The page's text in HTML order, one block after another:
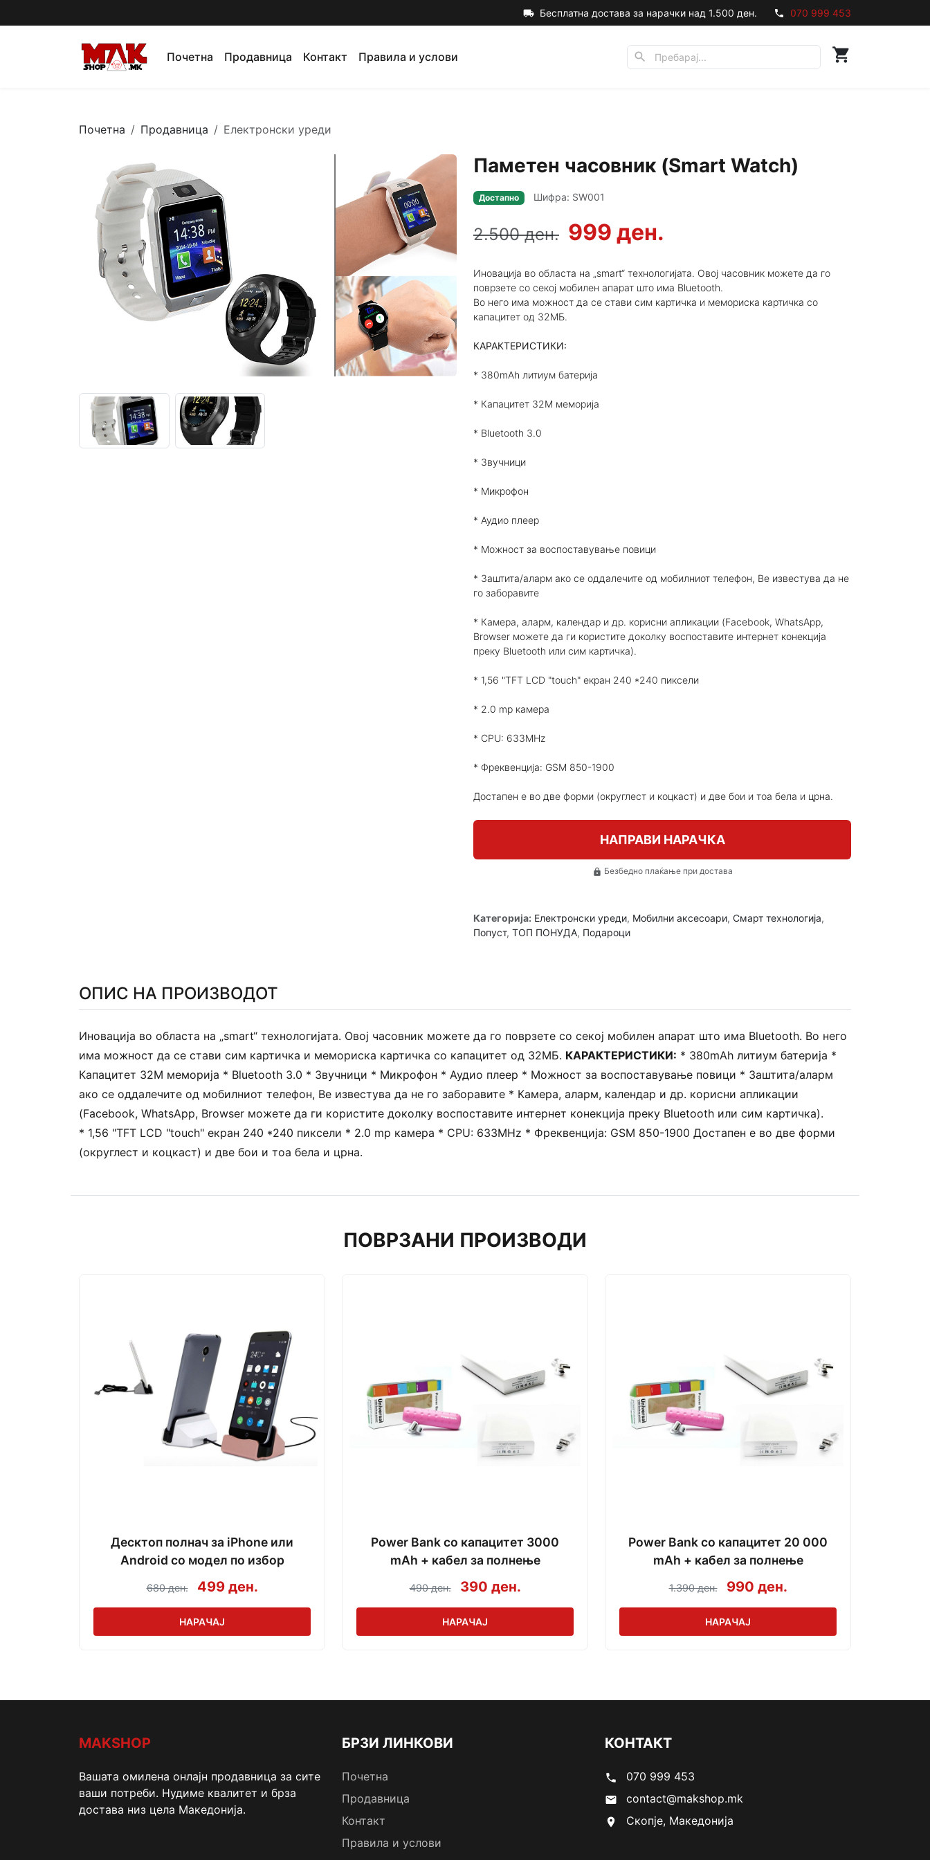
local_shipping Бесплатна достава за нарачки над 1.500 ден. phone 070 999 453
Почетна Продавница Контакт Правила и услови search shopping_cart
Почетна Продавница Електронски уреди
Паметен часовник (Smart Watch)
Достапно Шифра: SW001
2.500 ден. 999 ден.
Иновација во областа на „smart“ технологијата. Овој часовник можете да го
поврзете со секој мобилен апарат што има Bluetooth.
Во него има можност да се стави сим картичка и мемориска картичка со
капацитет од 32МБ.
КАРАКТЕРИСТИКИ:
* 380mAh литиум батерија
* Капацитет 32M меморија
* Bluetooth 3.0
* Звучници
* Микрофон
* Аудио плеер
* Можност за воспоставување повици
* Заштита/аларм ако се оддалечите од мобилниот телефон, Ве известува да не
го заборавите
* Камера, аларм, календар и др. корисни апликации (Facebook, WhatsApp,
Browser можете да ги користите доколку воспоставите интернет конекција
преку Bluetooth или сим картичка).
* 1,56 "TFT LCD "touch" екран 240 *240 пиксели
* 2.0 mp камера
* CPU: 633MHz
* Фреквенција: GSM 850-1900
Достапен е во две форми (округлест и коцкаст) и две бои и тоа бела и црна.
НАПРАВИ НАРАЧКА
lock Безбедно плаќање при достава
Категорија: Електронски уреди, Мобилни аксесоари, Смарт технологија,
Попуст, ТОП ПОНУДА, Подароци
ОПИС НА ПРОИЗВОДОТ
Иновација во областа на „smart“ технологијата. Овој часовник можете да го поврзете со секој мобилен апарат што има Bluetooth. Во него
има можност да се стави сим картичка и мемориска картичка со капацитет од 32МБ. КАРАКТЕРИСТИКИ: * 380mAh литиум батерија *
Капацитет 32M меморија * Bluetooth 3.0 * Звучници * Микрофон * Аудио плеер * Можност за воспоставување повици * Заштита/аларм
ако се оддалечите од мобилниот телефон, Ве известува да не го заборавите * Камера, аларм, календар и др. корисни апликации
(Facebook, WhatsApp, Browser можете да ги користите доколку воспоставите интернет конекција преку Bluetooth или сим картичка).
* 1,56 "TFT LCD "touch" екран 240 *240 пиксели * 2.0 mp камера * CPU: 633MHz * Фреквенција: GSM 850-1900 Достапен е во две форми
(округлест и коцкаст) и две бои и тоа бела и црна.
ПОВРЗАНИ ПРОИЗВОДИ
Десктоп полнач за iPhone или
Android со модел по избор
680 ден. 499 ден.
НАРАЧАЈ
Power Bank со капацитет 3000
mAh + кабел за полнење
490 ден. 390 ден.
НАРАЧАЈ
Power Bank со капацитет 20 000
mAh + кабел за полнење
1.390 ден. 990 ден.
НАРАЧАЈ
MAKSHOP
Вашата омилена онлајн продавница за сите
ваши потреби. Нудиме квалитет и брза
достава низ цела Македонија.
БРЗИ ЛИНКОВИ
Почетна
Продавница
Контакт
Правила и услови
КОНТАКТ
phone 070 999 453
email contact@makshop.mk
location_on Скопје, Македонија